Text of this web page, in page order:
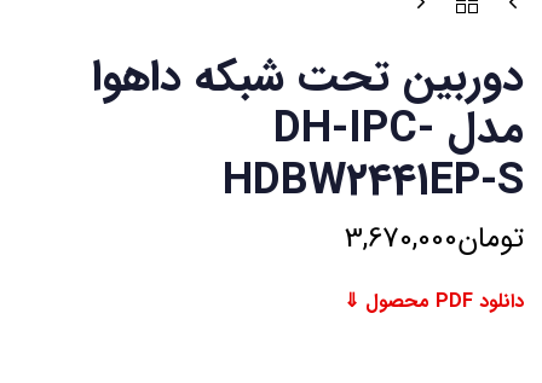
دوربین تحت شبکه داهوا
مدل DH-IPC-
HDBW2441EP-S
تومان3,670,000
دانلود PDF محصول ⇓